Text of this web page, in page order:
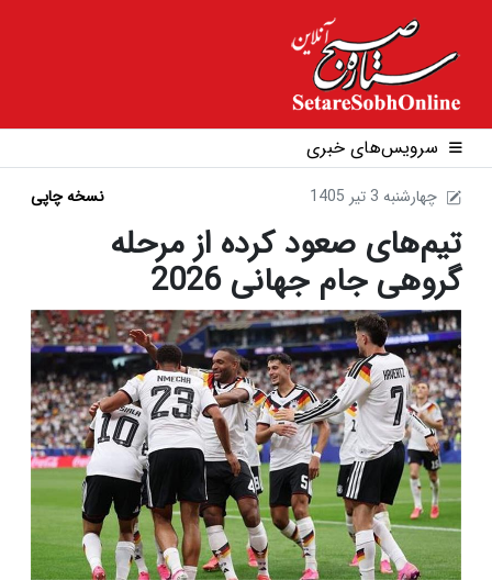
سرویس‌های خبری
1405 چهارشنبه 3 تير نسخه چاپی
تیم‌های صعود کرده از مرحله
گروهی جام جهانی 2026